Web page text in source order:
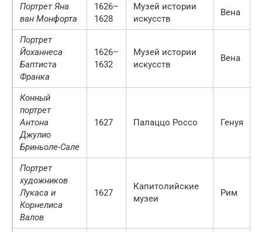
Портрет Яна
ван Монфорта
1626–
1628
Музей истории
искусств
Вена
Портрет
Йоханнеса
Баптиста
Франка
1626–
1632
Музей истории
искусств
Вена
Конный
портрет
Антона
Джулио
Бриньоле-Сале
1627 Палаццо Россо Генуя
Портрет
художников
Лукаса и
Корнелиса
Валов
1627
Капитолийские
музеи
Рим